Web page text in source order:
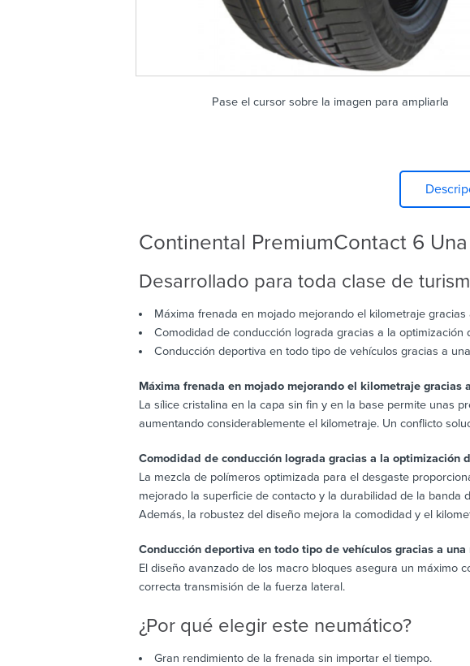
Pase el cursor sobre la imagen para ampliarla
Continental PremiumContact 6
Desarrollado para toda clase de
Máxima frenada en mojado mejorando el kilometraje gracias
Comodidad de conducción lograda gracias a la optimización
Conducción deportiva en todo tipo de vehículos gracias a
Máxima frenada en mojado mejorando el kilometraje gracias
La sílice cristalina en la capa sin fin y en la base permite unas
aumentando considerablemente el kilometraje. Un conflicto
Comodidad de conducción lograda gracias a la optimización
La mezcla de polímeros optimizada para el desgaste
mejorado la superficie de contacto y la durabilidad de la
Además, la robustez del diseño mejora la comodidad y el
Conducción deportiva en todo tipo de vehículos gracias a
El diseño avanzado de los macro bloques asegura un máximo
correcta transmisión de la fuerza lateral.
¿Por qué elegir este neumático?
Gran rendimiento de la frenada sin importar el tiempo.